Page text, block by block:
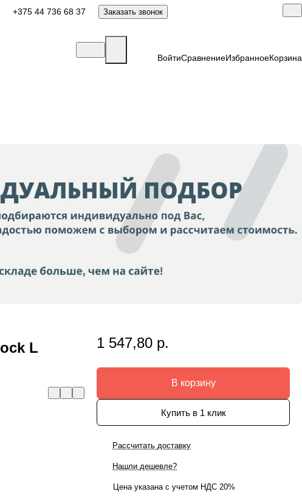
+375 44 736 68 37 Заказать звонок
ВойтиСравнениеИзбранноеКорзина
L
1 547,80 р.
В корзину
Купить в 1 клик
Рассчитать доставку
Нашли дешевле?
Цена указана с учетом НДС 20%